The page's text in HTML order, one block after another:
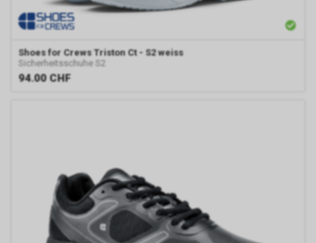
Shoes for Crews Triston Ct - S2 weiss
Sicherheitsschuhe S2
94.00 CHF